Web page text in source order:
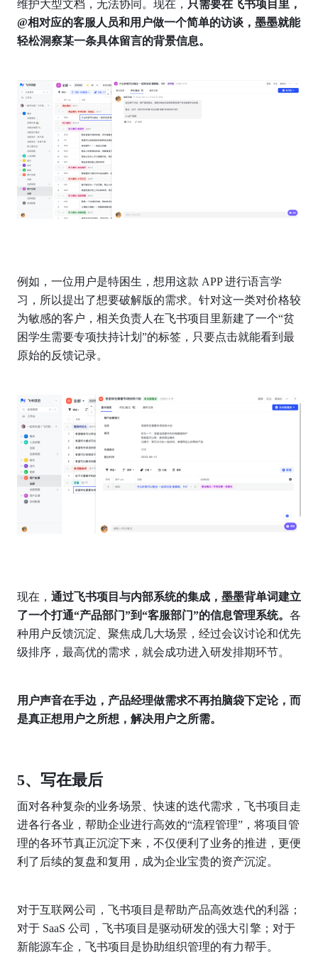
维护大型文档，无法协同。现在， 只需要在飞书项目里，
@相对应的客服人员和用户做一个简单的访谈，墨墨就能
轻松洞察某一条具体留言的背景信息。
例如，一位用户是特困生，想用这款 APP 进行语言学
习，所以提出了想要破解版的需求。针对这一类对价格较
为敏感的客户，相关负责人在飞书项目里新建了一个“贫
困学生需要专项扶持计划”的标签，只要点击就能看到最
原始的反馈记录。
现在， 通过飞书项目与内部系统的集成，墨墨背单词建立
了一个打通“产品部门”到“客服部门”的信息管理系统。 各
种用户反馈沉淀、聚焦成几大场景，经过会议讨论和优先
级排序，最高优的需求，就会成功进入研发排期环节。
用户声音在手边，产品经理做需求不再拍脑袋下定论，而
是真正想用户之所想，解决用户之所需。
5、写在最后
面对各种复杂的业务场景、快速的迭代需求，飞书项目走
进各行各业，帮助企业进行高效的“流程管理”，将项目管
理的各环节真正沉淀下来，不仅便利了业务的推进，更便
利了后续的复盘和复用，成为企业宝贵的资产沉淀。
对于互联网公司，飞书项目是帮助产品高效迭代的利器；
对于 SaaS 公司，飞书项目是驱动研发的强大引擎；对于
新能源车企，飞书项目是协助组织管理的有力帮手。